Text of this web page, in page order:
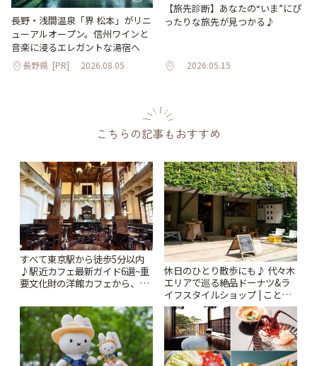
長野・浅間温泉「界 松本」がリニ
ューアルオープン。信州ワインと
音楽に浸るエレガントな湯宿へ
長野県 [PR] 2026.08.05
【旅先診断】あなたの“いま”にぴ
ったりな旅先が見つかる♪
2026.05.15
こちらの記事もおすすめ
すべて東京駅から徒歩5分以内
♪駅近カフェ最新ガイド6選~重
要文化財の洋館カフェから、改
りっぷ
休日のひとり散歩にも♪ 代々木
エリアで巡る絶品ドーナツ&ラ
イフスタイルショップ | ことり
っぷ